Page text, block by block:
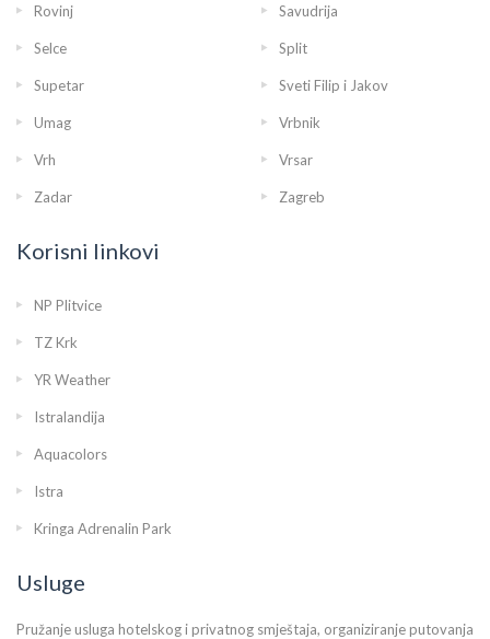
Rovinj Savudrija
Selce Split
Supetar Sveti Filip i Jakov
Umag Vrbnik
Vrh Vrsar
Zadar Zagreb
Korisni linkovi
NP Plitvice
TZ Krk
YR Weather
Istralandija
Aquacolors
Istra
Kringa Adrenalin Park
Usluge
Pružanje usluga hotelskog i privatnog smještaja, organiziranje putovanja